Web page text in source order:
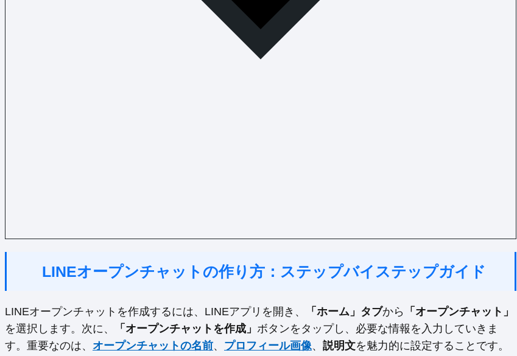
LINEオープンチャットの作り方：ステップバイステップガイド
LINEオープンチャットを作成するには、LINEアプリを開き、 「ホーム」タブから
「オープンチャット」
を選択します。次に、
「オープンチャットを作成」 ボタンをタップし、必要な情報を入力していきま
す。重要なのは、 オープンチャットの名前、 プロフィール画像、 説明文を魅力的に設定することです。